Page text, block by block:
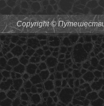
Copyright ©